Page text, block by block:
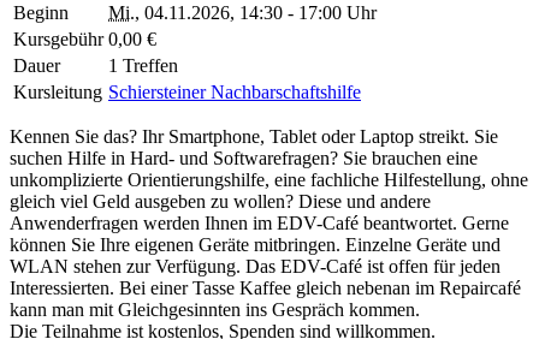
Beginn Mi., 04.11.2026, 14:30 - 17:00 Uhr
Kursgebühr 0,00 €
Dauer
1 Treffen
Kursleitung Schiersteiner Nachbarschaftshilfe
Kennen Sie das? Ihr Smartphone, Tablet oder Laptop streikt. Sie
suchen Hilfe in Hard- und Softwarefragen? Sie brauchen eine
unkomplizierte Orientierungshilfe, eine fachliche Hilfestellung, ohne
gleich viel Geld ausgeben zu wollen? Diese und andere
Anwenderfragen werden Ihnen im EDV-Café beantwortet. Gerne
können Sie Ihre eigenen Geräte mitbringen. Einzelne Geräte und
WLAN stehen zur Verfügung. Das EDV-Café ist offen für jeden
Interessierten. Bei einer Tasse Kaffee gleich nebenan im Repaircafé
kann man mit Gleichgesinnten ins Gespräch kommen.
Die Teilnahme ist kostenlos, Spenden sind willkommen.